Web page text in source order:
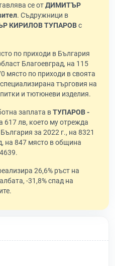
се отДИМИТЪР
. Съдружници в
КИРИЛОВ ТУПАРОВс
по приходи в България
Благоевград, на 115
място по приходи в своята
търговия на
и тютюневи изделия.
заплата вТУПАРОВ -
617 лв, което му отрежда
за 2022 г., на 8321
на 847 място в община
26,6% ръст на
-31,8% спад на